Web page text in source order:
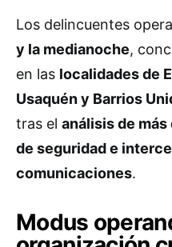
Los delincuentes
y la medianoche,
en las localidades de
Usaquén y Barrios
tras el análisis de
de seguridad e
comunicaciones.
Modus